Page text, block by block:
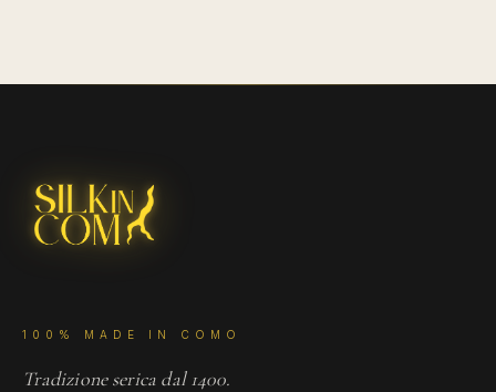
100% MADE IN COMO
Tradizione serica dal 1400.